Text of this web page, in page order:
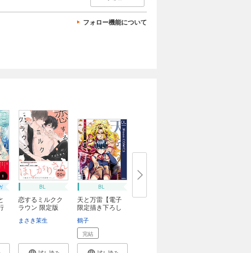
フォロー機能について
BL
恋するミルクク
ラウン 限定版
まさき茉生
BL
天と万雷【電子
限定描き下ろし
鶴子
完結